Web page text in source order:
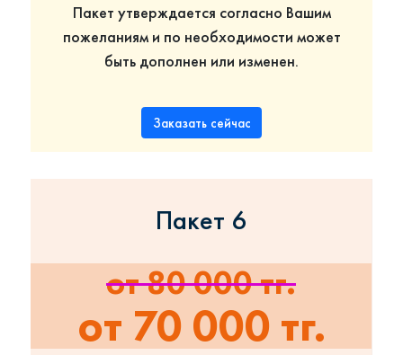
Пакет утверждается согласно Вашим
пожеланиям и по необходимости может
быть дополнен или изменен.
Заказать сейчас
Пакет 6
от 80 000 тг.
от 70 000 тг.